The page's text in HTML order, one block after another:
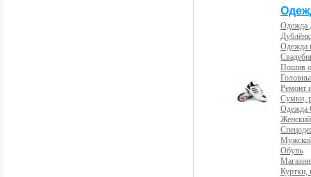
Одежда
Одежда
Пошив
Ремонт
Сумки,
Одежда
Обувь
Куртки,